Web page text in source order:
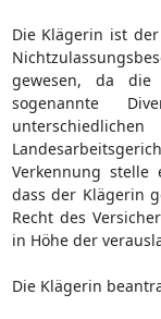
Die Klägerin ist
gewesen, da die
sogenannte
Verkennung stelle
dass der Klägerin
Recht des
in Höhe der
Die Klägerin